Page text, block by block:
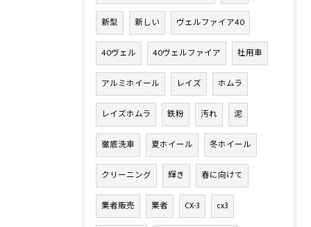
新型 新しい ヴェルファイア40
40ヴェル 40ヴェルファイア 社用車
アルミホイール レイズ ホムラ
レイズホムラ 鉄粉 汚れ 泥
徹底洗車 夏ホイール 冬ホイール
クリーニング 輝き 春に向けて
業者販売 業者 CX-3 cx3